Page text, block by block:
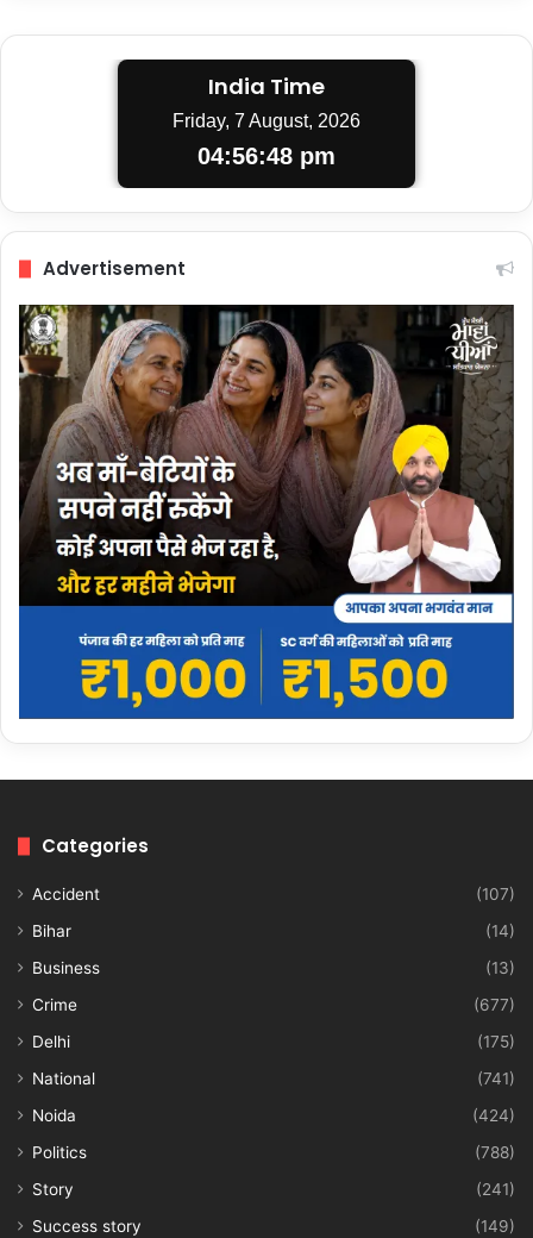
India Time
Friday, 7 August, 2026
04:56:48 pm
Advertisement
Categories
Accident
(107)
Bihar
(14)
Business
(13)
Crime
(677)
Delhi
(175)
National
(741)
Noida
(424)
Politics
(788)
Story
(241)
Success story
(149)